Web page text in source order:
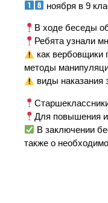
ноября в 9
В ходе беседы
Ребята узнали
как вербовщики
методы
виды наказания
Для повышения
В заключении
также о